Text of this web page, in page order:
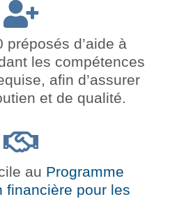
préposés d’aide à
les compétences
afin d’assurer
et de qualité.
au Programme
financière pour les